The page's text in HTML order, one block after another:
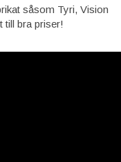
såsom Tyri, Vision
till bra priser!